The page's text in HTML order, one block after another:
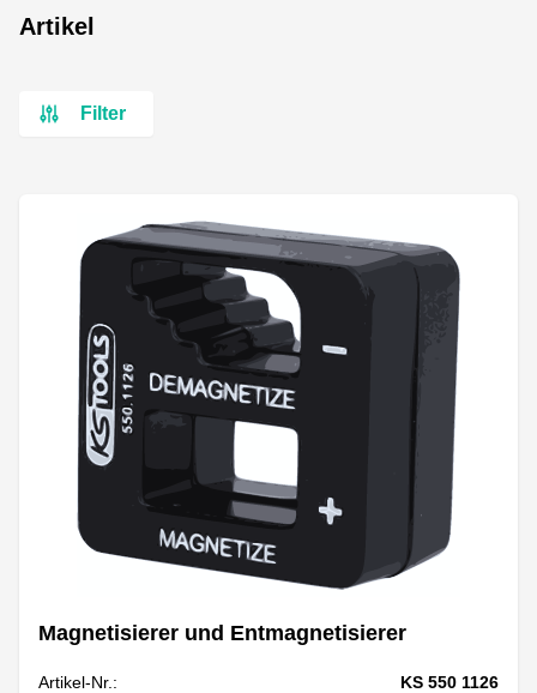
Artikel
Filter
Magnetisierer und Entmagnetisierer
Artikel-Nr.:
KS 550 1126